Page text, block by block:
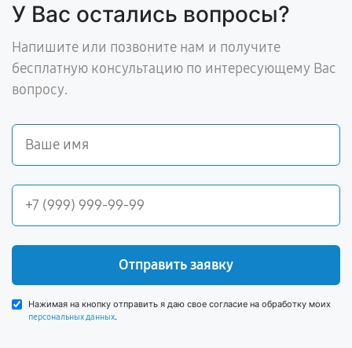
У Вас остались вопросы?
Напишите или позвоните нам и получите
бесплатную консультацию по интересующему Вас
вопросу.
Отправить заявку
Нажимая на кнопку отправить я даю свое согласие на обработку моих
персональных данных.